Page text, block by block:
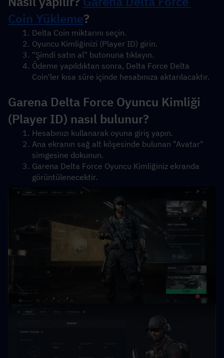
Coin Yükleme?
Delta Coin miktarını seçin.
Oyuncu Kimliğinizi (Player ID) girin.
"Şimdi satın al" butonuna tıklayın.
Ödeme yapıldıktan sonra, Delta Force Delta
Coin'ler kısa süre içinde hesabınıza aktarılacaktır.
Garena Delta Force Oyuncu Kimliği
(Player ID) nasıl bulunur?
Hesabınızı kullanarak oyuna giriş yapın.
Ana ekranın sağ alt köşesinde bulunan "Avatar"
simgesine dokunun.
Garena Delta Force Oyuncu Kimliğiniz ekranda
görüntülenecektir.